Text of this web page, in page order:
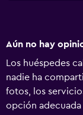
Aún no hay
Los huéspedes
nadie ha
fotos, los
opción adecuada